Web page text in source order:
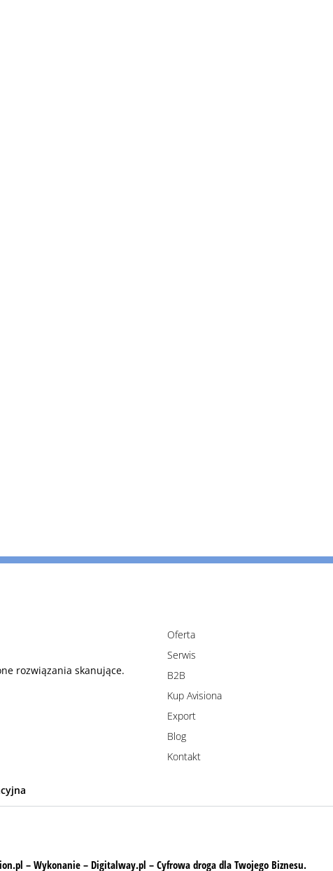
rozwiązania skanujące.
Oferta
Serwis
B2B
Kup Avisiona
Export
Blog
Kontakt
– Wykonanie – Digitalway.pl – Cyfrowa droga dla Twojego Biznesu.